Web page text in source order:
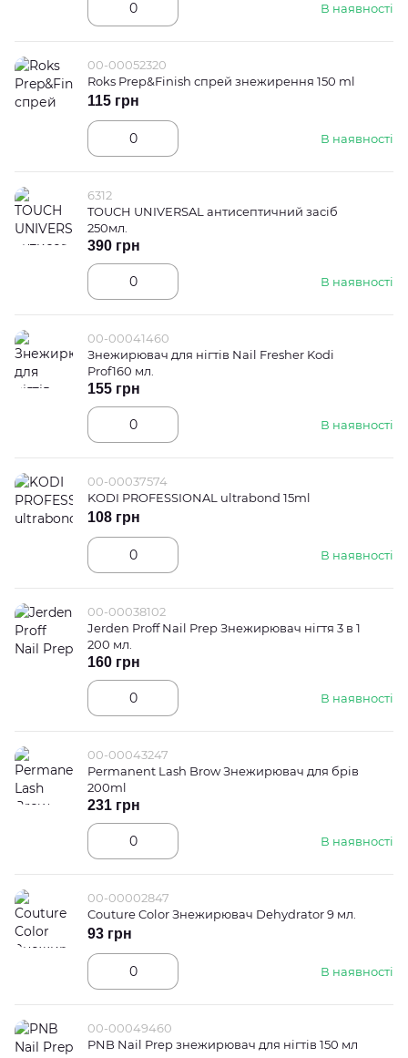
В наявності
00-00052320
Roks Prep&Finish спрей знежирення 150 ml
В наявності
115 грн
6312
TOUCH UNIVERSAL антисептичний засіб
250мл.
В наявності
390 грн
00-00041460
Знежирювач для нігтів Nail Fresher Kodi
Prof160 мл.
В наявності
155 грн
00-00037574
KODI PROFESSIONAL ultrabond 15ml
В наявності
108 грн
00-00038102
Jerden Proff Nail Prep Знежирювач нігтя 3 в 1
200 мл.
В наявності
160 грн
00-00043247
Permanent Lash Brow Знежирювач для брів
200ml
В наявності
231 грн
00-00002847
Couture Color Знежирювач Dehydrator 9 мл.
В наявності
93 грн
00-00049460
PNB Nail Prep знежирювач для нігтів 150 мл